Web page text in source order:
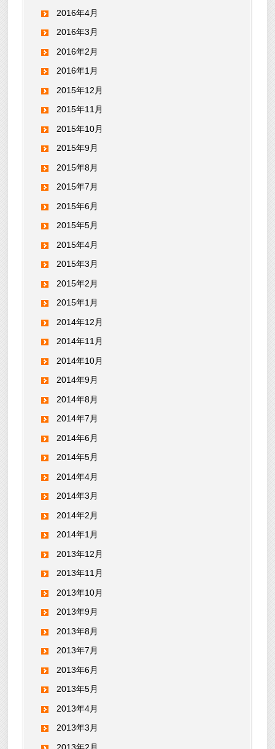
2016年4月
2016年3月
2016年2月
2016年1月
2015年12月
2015年11月
2015年10月
2015年9月
2015年8月
2015年7月
2015年6月
2015年5月
2015年4月
2015年3月
2015年2月
2015年1月
2014年12月
2014年11月
2014年10月
2014年9月
2014年8月
2014年7月
2014年6月
2014年5月
2014年4月
2014年3月
2014年2月
2014年1月
2013年12月
2013年11月
2013年10月
2013年9月
2013年8月
2013年7月
2013年6月
2013年5月
2013年4月
2013年3月
2013年2月